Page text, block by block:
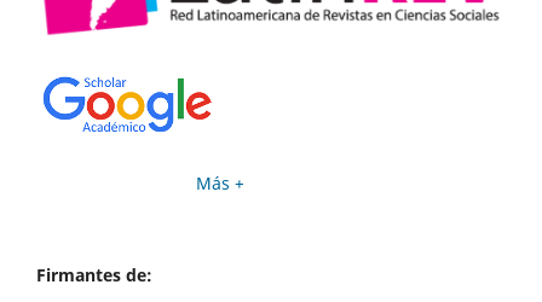
Más +
Firmantes de: